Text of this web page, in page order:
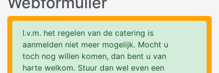
I.v.m. het regelen van de catering is
aanmelden niet meer mogelijk. Mocht u
toch nog willen komen, dan bent u van
harte welkom. Stuur dan wel even een